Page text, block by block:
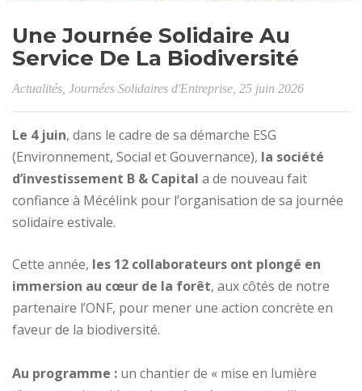
Une Journée Solidaire Au
Service De La Biodiversité
Actualités Journées Solidaires d'Entreprise , 25 juin 2026
Le 4 juin, dans le cadre de sa démarche ESG
(Environnement, Social et Gouvernance), la société
d’investissement B & Capital a de nouveau fait
confiance à Mécélink pour l’organisation de sa journée
solidaire estivale.
Cette année, les 12 collaborateurs ont plongé en
immersion au cœur de la forêt, aux côtés de notre
partenaire l’ONF, pour mener une action concrète en
faveur de la biodiversité.
Au programme : un chantier de « mise en lumière